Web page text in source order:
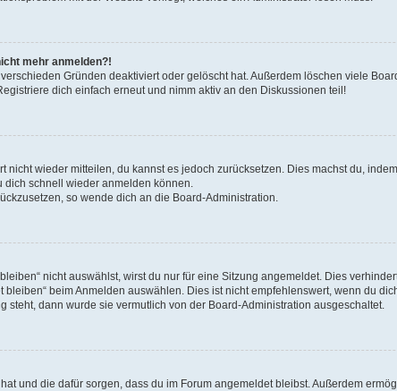
mehr anmelden?!
Gründen deaktiviert oder gelöscht hat. Außerdem löschen viele
dich einfach erneut und nimm aktiv an den Diskussionen teil!
nicht wieder mitteilen, du kannst es jedoch zurücksetzen. Dies machst du,
dich schnell wieder anmelden können.
so wende dich an die Board-Administration.
nicht auswählst, wirst du nur für eine Sitzung angemeldet. Dies
beim Anmelden auswählen. Dies ist nicht empfehlenswert, wenn du
steht, dann wurde sie vermutlich von der Board-Administration ausgeschaltet.
und die dafür sorgen, dass du im Forum angemeldet bleibst. Außerdem